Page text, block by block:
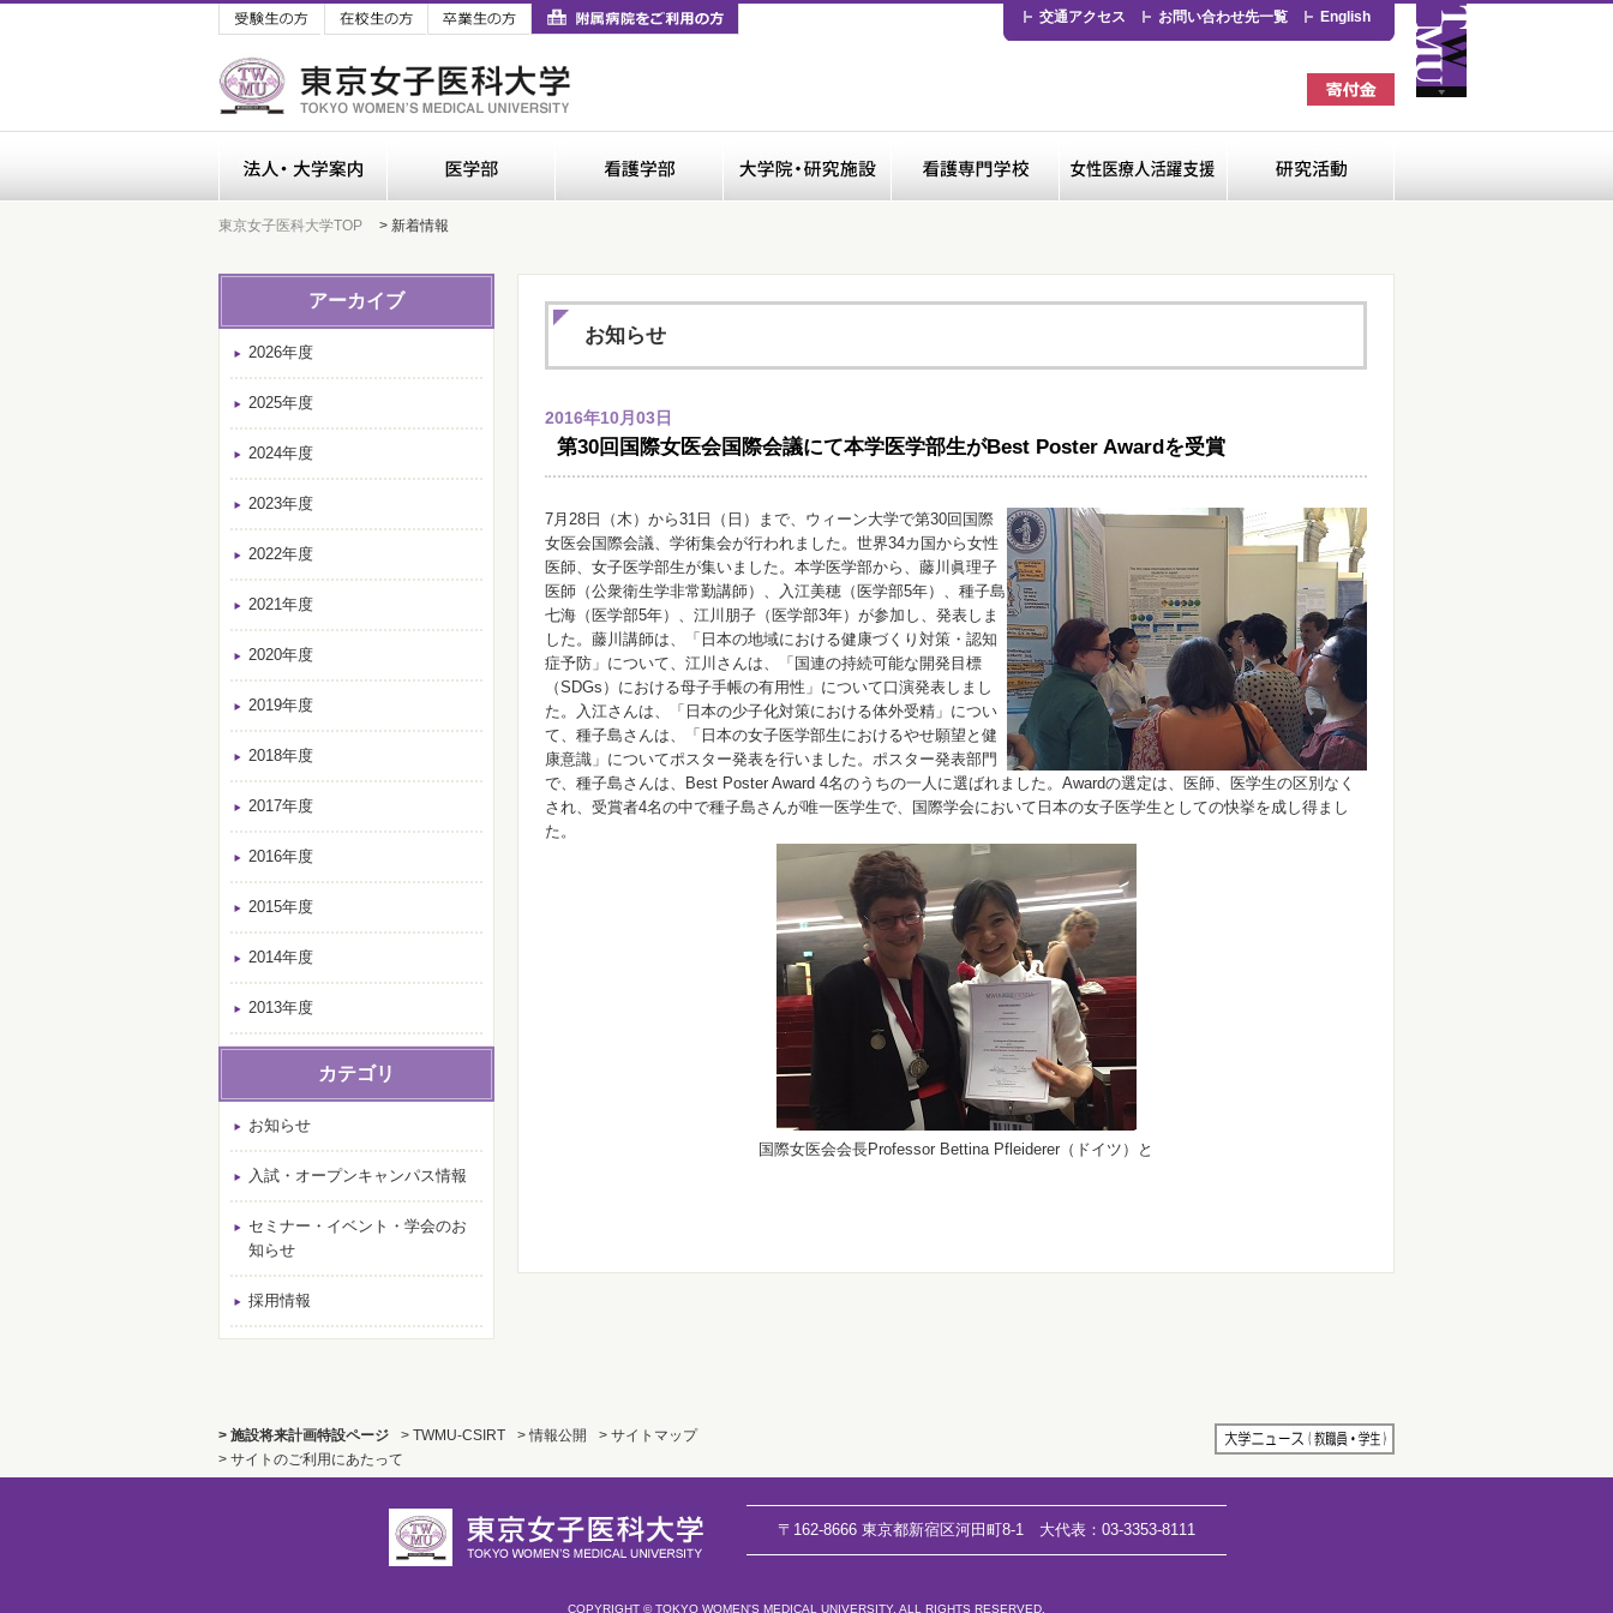
受験生の方 在校生の方 卒業生の方 交通アクセス お問い合わせ先一覧 English
東京女子医科大学TOP > 新着情報
お知らせ
2016年10月03日
第30回国際女医会国際会議にて本学医学部生がBest Poster Awardを受賞
7月28日（木）から31日（日）まで、ウィーン大学で第30回国際
女医会国際会議、学術集会が行われました。世界34カ国から女性
医師、女子医学部生が集いました。本学医学部から、藤川眞理子
医師（公衆衛生学非常勤講師）、入江美穂（医学部5年）、種子島
七海（医学部5年）、江川朋子（医学部3年）が参加し、発表しま
した。藤川講師は、「日本の地域における健康づくり対策・認知
症予防」について、江川さんは、「国連の持続可能な開発目標
（SDGs）における母子手帳の有用性」について口演発表しまし
た。入江さんは、「日本の少子化対策における体外受精」につい
て、種子島さんは、「日本の女子医学部生におけるやせ願望と健
康意識」についてポスター発表を行いました。ポスター発表部門
で、種子島さんは、Best Poster Award 4名のうちの一人に選ばれました。Awardの選定は、医師、医学生の区別なく
され、受賞者4名の中で種子島さんが唯一医学生で、国際学会において日本の女子医学生としての快挙を成し得まし
た。
国際女医会会長Professor Bettina Pfleiderer（ドイツ）と
アーカイブ
2026年度
2025年度
2024年度
2023年度
2022年度
2021年度
2020年度
2019年度
2018年度
2017年度
2016年度
2015年度
2014年度
2013年度
カテゴリ
お知らせ
入試・オープンキャンパス情報
セミナー・イベント・学会のお
知らせ
採用情報
> 施設将来計画特設ページ > TWMU-CSIRT > 情報公開
> サイトマップ
> サイトのご利用にあたって
〒162-8666 東京都新宿区河田町8-1 大代表： 03-3353-8111
COPYRIGHT © TOKYO WOMEN'S MEDICAL UNIVERSITY. ALL RIGHTS RESERVED.